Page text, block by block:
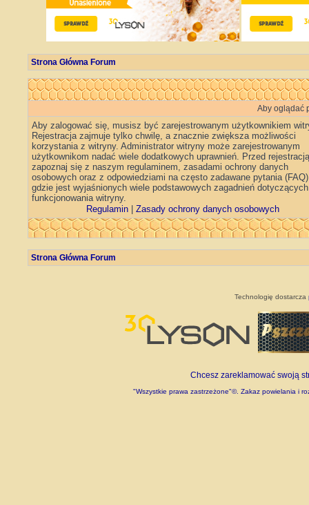
Strona Główna Forum
Aby oglądać
Aby zalogować się, musisz być zarejestrowanym użytkownikiem
Rejestracja zajmuje tylko chwilę, a znacznie zwiększa możliwości
korzystania z witryny. Administrator witryny może zarejestrowanym
użytkownikom nadać wiele dodatkowych uprawnień. Przed rejestracją
zapoznaj się z naszym regulaminem, zasadami ochrony danych
osobowych oraz z odpowiedziami na często zadawane pytania
gdzie jest wyjaśnionych wiele podstawowych zagadnień dotyczących
funkcjonowania witryny.
Regulamin
Zasady ochrony danych osobowych
Strona Główna Forum
Technologię dostarcza
Chcesz zareklamować swoją
"Wszystkie prawa zastrzeżone"©. Zakaz powielania i